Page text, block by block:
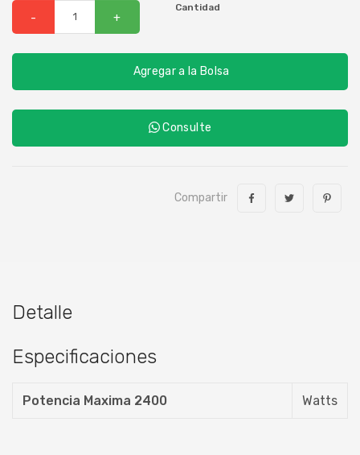
Cantidad
- +
Agregar a la Bolsa
Consulte
Compartir
Detalle
Especificaciones
Potencia Maxima 2400 Watts